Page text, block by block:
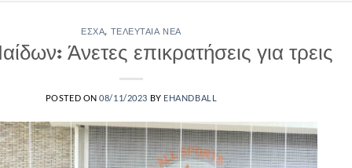
ΕΣΧΑ, ΤΕΛΕΥΤΑΊΑ ΝΈΑ
Άνετες επικρατήσεις για τρεις
POSTED ON08/11/2023 BY EHANDBALL